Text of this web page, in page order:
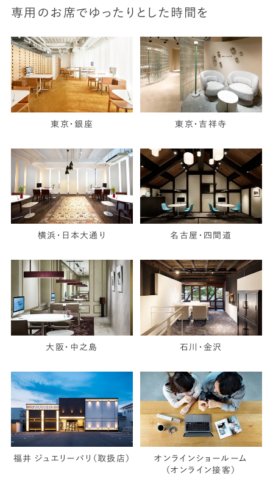
専用のお席でゆったりとした時間を
東京・銀座 東京・吉祥寺
横浜・日本大通り 名古屋・四間道
大阪・中之島 石川・金沢
福井 ジュエリーパリ（取扱店）
オンラインショールーム
（オンライン接客）